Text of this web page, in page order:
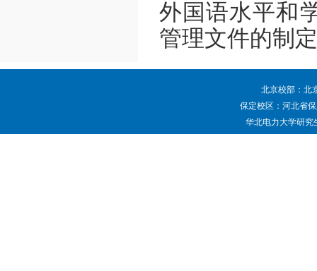
外国语水平和
管理文件的制
北京校部：北
保定校区：河北省
华北电力大学研究